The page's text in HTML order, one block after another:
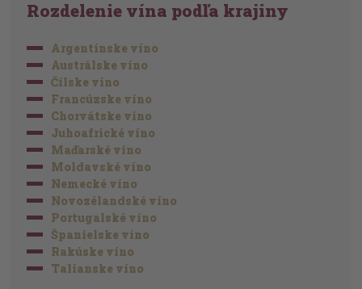
Rozdelenie vína podľa krajiny
Argentínske víno
Austrálske víno
Čílske víno
Francúzske víno
Chorvátske víno
Juhoafrické víno
Maďarské víno
Moldavské víno
Nemecké víno
Novozélandské víno
Portugalské víno
Španielske víno
Rakúske víno
Talianske víno